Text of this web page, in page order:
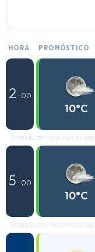
HORA PRONÓSTICO
2 : 00
10°C
Soleado con algunas nubes
5 : 00
10°C
Soleado con algunas nubes